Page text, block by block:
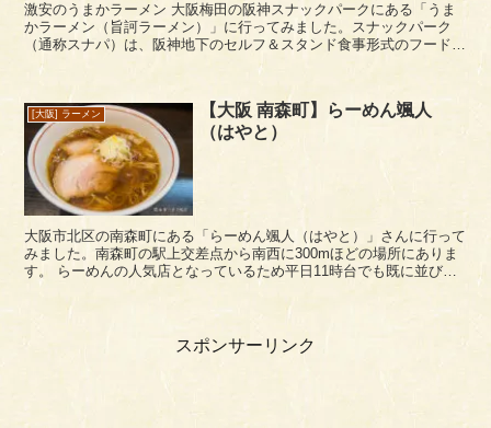
激安のうまかラーメン 大阪梅田の阪神スナックパークにある「うま
かラーメン（旨訶ラーメン）」に行ってみました。スナックパーク
（通称スナパ）は、阪神地下のセルフ＆スタンド食事形式のフードコ
[大阪] ラーメン
【大阪 南森町】らーめん颯人
（はやと）
大阪市北区の南森町にある「らーめん颯人（はやと）」さんに行って
みました。南森町の駅上交差点から南西に300mほどの場所にありま
す。 らーめんの人気店となっているため平日11時台でも既に並びが
スポンサーリンク